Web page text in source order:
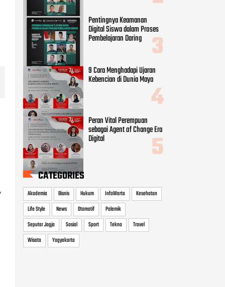
Pentingnya Keamanan
Digital Siswa dalam Proses
Pembelajaran Daring
9 Cara Menghadapi Ujaran
Kebencian di Dunia Maya
Peran Vital Perempuan
sebagai Agent of Change Era
Digital
CATEGORIES
Akademia Bisnis Hukum InfoWarta
Kesehatan
Life Style
News Otomotif
Polemik
Seputar Jogja
Sosial Sport Tekno
Travel
Wisata
Yogyakarta